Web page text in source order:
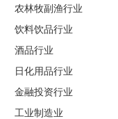
农林牧副渔行业
饮料饮品行业
酒品行业
日化用品行业
金融投资行业
工业制造业